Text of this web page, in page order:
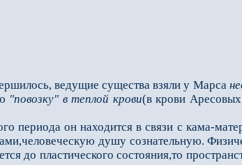
ведущие существа взяли у Марса
"повозку" в теплой крови(в крови
периода он находится в связи с кама-
душу сознательную.
до пластического состояния,то